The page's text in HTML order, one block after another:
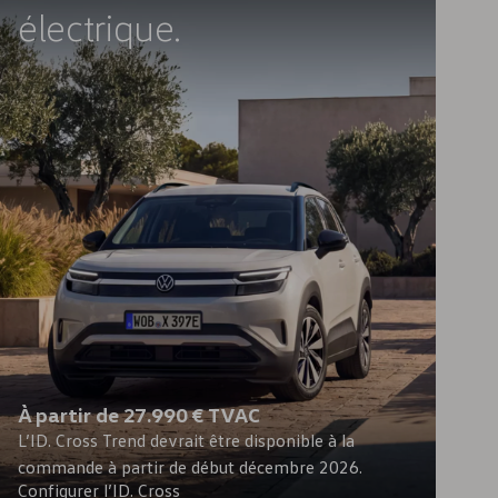
électrique.
À partir de 27.990 € TVAC
L’ID. Cross Trend devrait être disponible à la
commande à partir de début décembre 2026.
Configurer l’ID. Cross